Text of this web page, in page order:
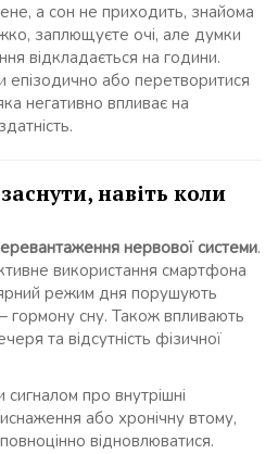
а сон не приходить, знайома
заплющуєте очі, але думки
відкладається на години.
епізодично або перетворитися
негативно впливає на
навіть коли
нервової системи.
використання смартфона
режим дня порушують
гормону сну. Також впливають
та відсутність фізичної
про внутрішні
або хронічну втому,
відновлюватися.